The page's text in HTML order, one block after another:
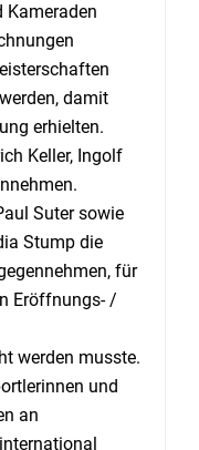
Kameraden
damit
erhielten.
Keller, Ingolf
Suter sowie
Stump die
für
Eröffnungs- /
werden musste.
und
an